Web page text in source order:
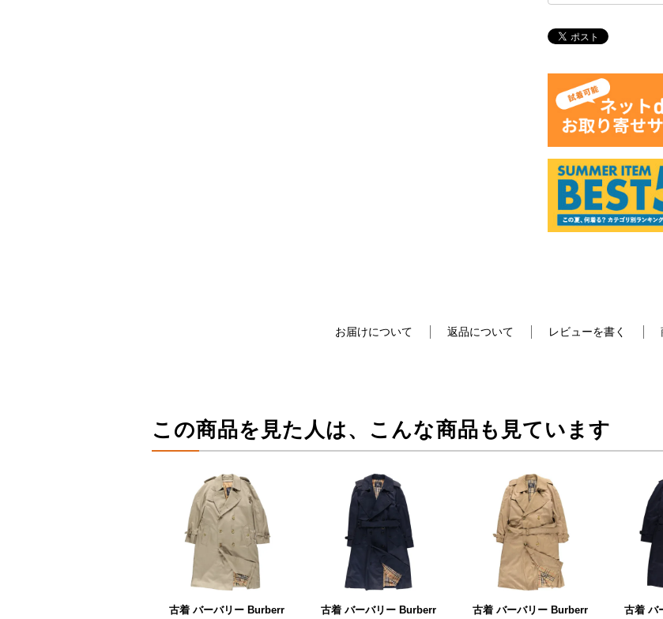
お届けについて 返品について レビューを書く
この商品を見た人は、こんな商品も見ています
古着 バーバリー Burberr 古着 バーバリー Burberr 古着 バーバリー Burberr 古着 バ